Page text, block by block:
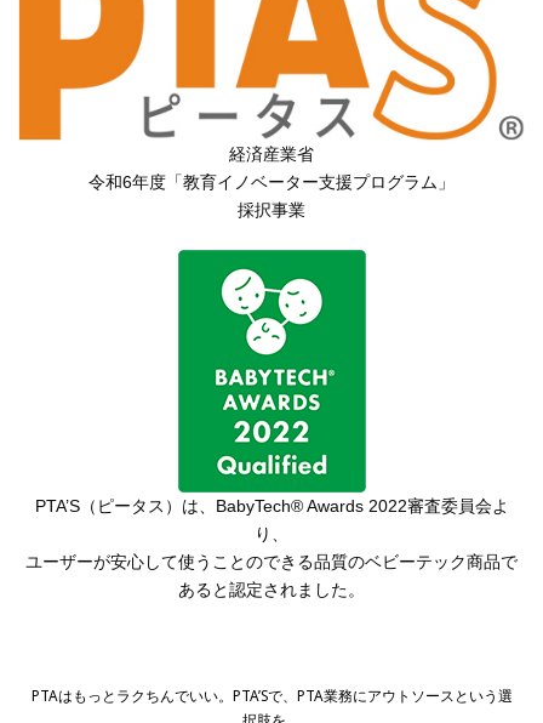
経済産業省
令和6年度「教育イノベーター支援プログラム」
採択事業
PTA’S（ピータス）は、 BabyTech® Awards 2022審査委員会よ
り、
ユーザーが安心して使うことのできる品質のベビーテック商品で
あると認定されました。
PTAはもっとラクちんでいい。PTA’Sで、PTA業務にアウトソースという選
択肢を。